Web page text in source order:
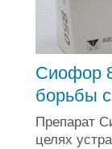
Сиофор
борьбы
Препарат
целях